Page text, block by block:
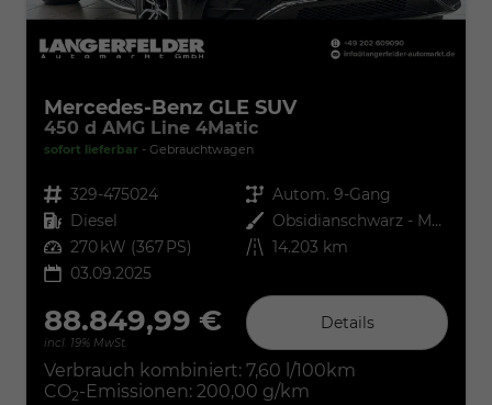
Mercedes-Benz GLE SUV
450 d AMG Line 4Matic
sofort lieferbar Gebrauchtwagen
Fahrzeugnr. 329-475024 Getriebe Autom. 9-Gang
Kraftstoff Diesel Außenfarbe
Obsidianschwarz - Metalliclack
Leistung 270 kW (367 PS) Kilometerstand 14.203 km
03.09.2025
88.849,99 €
incl. 19% MwSt.
Details
Verbrauch kombiniert: 7,60 l/100km
CO2-Emissionen: 200,00 g/km